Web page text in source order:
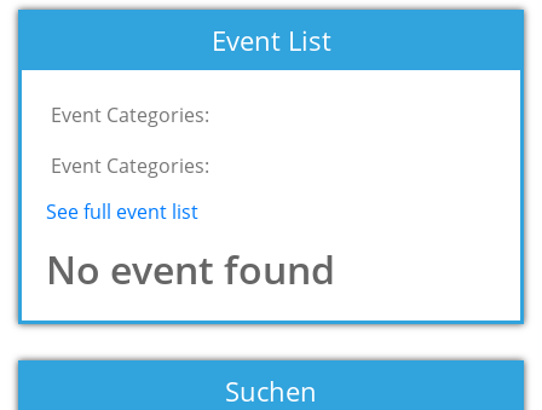
Event List
Event Categories:
Event Categories:
See full event list
No event found
Suchen